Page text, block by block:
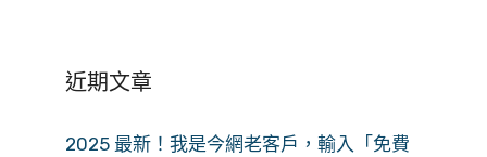
近期文章
2025 最新！我是今網老客戶，輸入「免費